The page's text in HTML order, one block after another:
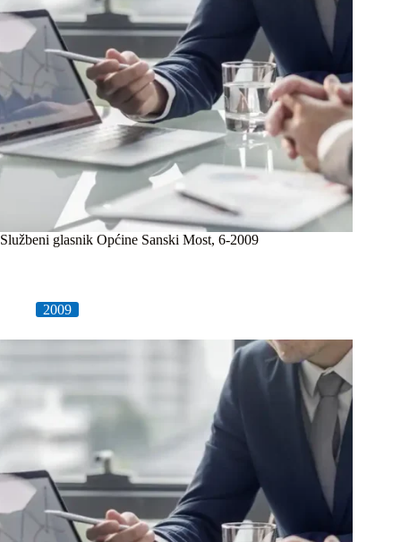
Službeni glasnik Općine Sanski Most, 6-2009
2009